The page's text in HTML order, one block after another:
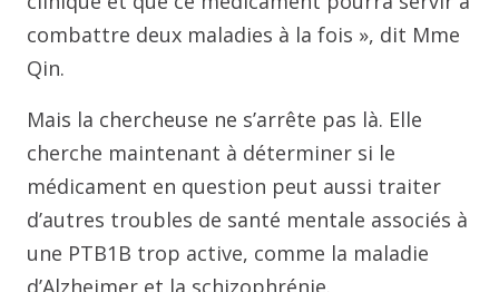
combattre deux maladies à la fois », dit Mme
Qin.
Mais la chercheuse ne s’arrête pas là. Elle
cherche maintenant à déterminer si le
médicament en question peut aussi traiter
d’autres troubles de santé mentale associés à
une PTB1B trop active, comme la maladie
d’Alzheimer et la schizophrénie.